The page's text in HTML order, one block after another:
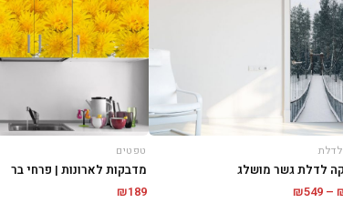
לדלת גשר מושלג
–
₪549 טווח
טפטים
מדבקות לארונות | פרחי בר
₪189